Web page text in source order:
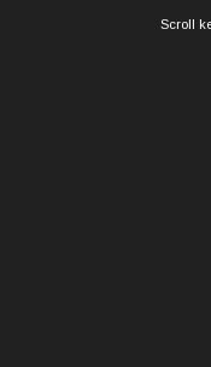
Scroll